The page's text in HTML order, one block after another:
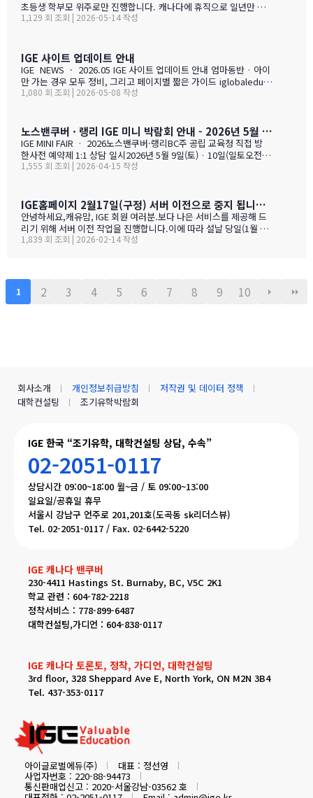
초등생 학부모 위주로만 진행합니다. 캐나다에 휴직으로 일년만 가
야 하는 가족, 초등생 영어교육 · 북미체험 · 가족 휴식을 위해 캐나
1,129 회 조회 | 2026-05-14 작성
IGE 사이트 업데이트 안내
IGE NEWS · 2026.05 IGE 사이트 업데이트 안내 엄마동반 · 아이
만 가는 경우 모두 정비, 그리고 페이지별 짧은 가이드 iglobaleduca
tion.org 가 새로 업데이트되었습니다. 이번에는 "엄마동반"과 "아
학비 + 2베드 기준 렌트비 + 자녀 한 명 기준 생활비를 모두 합친 1년
예산을 교육청별로 비교해 보실 수 있습니다. 추천 사립학교와 유학
맘들의 리얼한 후기도 같은 페이지에 함께 모았습니다. 자녀가 혼자
가는 경우, 홈스테이·보딩스쿨·관리형 세 가지 형태를 한 …
1,080 회 조회 | 2026-05-08 작성
노스밴쿠버 · 랭리 IGE 미니 박람회 안내 - 2026년 5월 9일(토) · 10일(일)
IGE MINI FAIR · 2026노스밴쿠버·랭리BC주 공립 교육청 직접 방
한사전 예약제 1:1 상담 일시2026년 5월 9일(토) · 10일(일토오전 1
1시 — 오후 3시장소IGE 도곡동 사무실서울시 강남구 언주로 201, 2
가등록 폼으로 이동합니다SECTION 01 · 방한 교육청노스밴쿠버
교육청NORTH VANCOUVER · SD 44 밴쿠버 다운타운에서 Lions
Gate Bridge를 건너면 20분 내로 도착하는 근교 주거 중심 지역입
니다. 산·바다·숲이 어우러진 자연환경과, 밴쿠버 메트로 지역 중 가
1,555 회 조회 | 2026-04-15 작성
IGE홈페이지 2월17일(구정) 서버 이전으로 중지 됩니다.- 이해 부탁 드리며
안녕하세요,캐유맘, IGE 회원 여러분.보다 나은 서비스를 제공해 드
리기 위해 서버 이전 작업을 진행합니다.이에 따라 설날 당일(1월 29
일) 오전 중 IGE 홈페이지(iglobaleducation.org) 접속이 일시적으
GE (I Global Education)
1,839 회 조회 | 2026-02-14 작성
1 2 3 4 5 6 7 8 9 10
IGE 한국 “조기유학, 대학컨설팅 상담, 수속”
02-2051-0117
상담시간 09:00~18:00 월~금 / 토 09:00~13:00
일요일/공휴일 휴무
서울시 강남구 언주로 201,201호(도곡동 sk리더스뷰)
Tel. 02-2051-0117 / Fax. 02-6442-5220
IGE 캐나다 밴쿠버
230-4411 Hastings St. Burnaby, BC, V5C 2K1
학교 관련 : 604-782-2218
정착서비스 : 778-899-6487
대학컨설팅,가디언 : 604-838-0117
IGE 캐나다 토론토, 정착, 가디언, 대학컨설팅
3rd floor, 328 Sheppard Ave E, North York, ON M2N 3B4
Tel. 437-353-0117
아이글로벌에듀(주) 대표 : 정선영
사업자번호 : 220-88-94473
통신판매업신고 : 2020-서울강남-03562 호
회사소개 개인정보취급방침
저작권 및 데이터 정책
대학컨설팅
조기유학박람회